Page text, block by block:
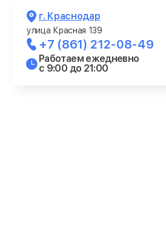
г. Краснодар
улица Красная 139
+7 (861) 212-08-49
Работаем ежедневно
с 9:00 до 21:00